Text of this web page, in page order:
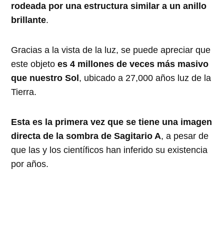
rodeada por una estructura similar a un anillo
brillante.
Gracias a la vista de la luz, se puede apreciar que
este objetoes 4 millones de veces más masivo
que nuestro Sol, ubicado a 27,000 años luz de la
Tierra.
Esta es la primera vez que se tiene una imagen
directa de la sombra de Sagitario A, a pesar de
que las y los científicos han inferido su existencia
por años.